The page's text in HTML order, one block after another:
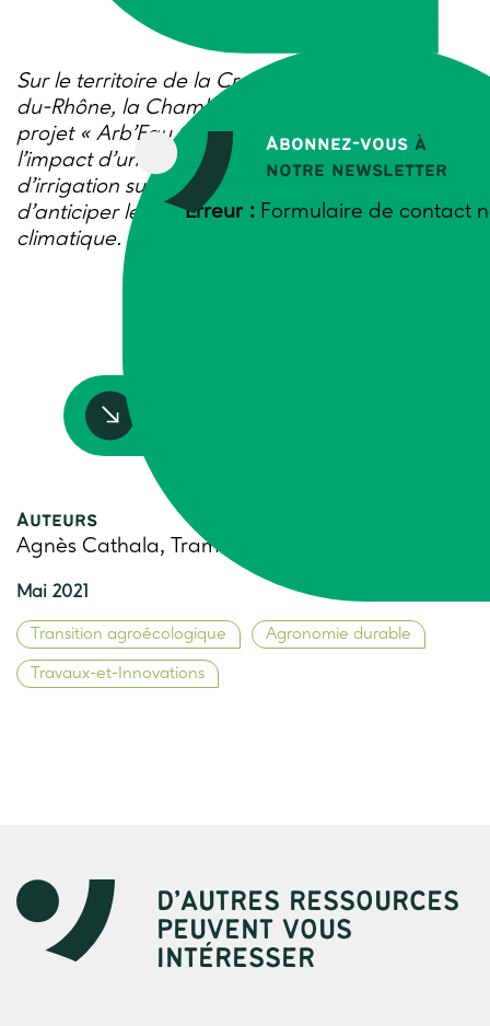
Abonnez-vous à
notre newsletter
Erreur : Formulaire de contact
Sur le territoire de la Crau, dans les Bouches-
du-Rhône, la Chambre d’agriculture mène le
projet « Arb’Eau Crau » visant à évaluer
l’impact d’une éventuelle restriction des eaux
d’irrigation sur l’arboriculture fruitière. Le but est
d’anticiper les effets du changement
climatique.
Auteurs
Agnès Cathala, Trame
Mai 2021
Transition agroécologique Agronomie durable
Travaux-et-Innovations
D’AUTRES RESSOURCES
PEUVENT VOUS
INTÉRESSER